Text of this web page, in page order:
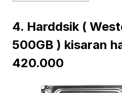
4. Harddsik (
500GB ) kisaran
420.000